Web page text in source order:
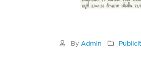
By Admin